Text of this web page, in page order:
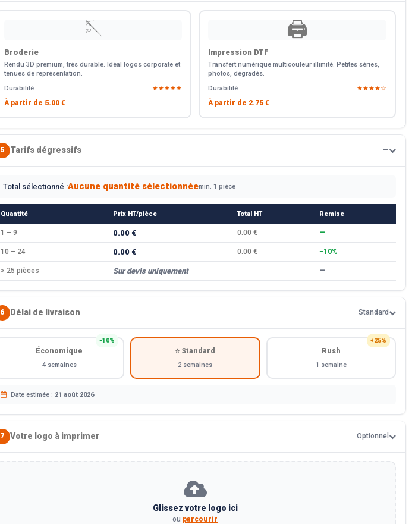
🪡
Broderie
Rendu 3D premium, très durable. Idéal logos corporate et
tenues de représentation.
Durabilité
★★★★★
À partir de 5.00 €
🖨️
Impression DTF
Transfert numérique multicouleur illimité. Petites séries,
photos, dégradés.
Durabilité
★★★★☆
À partir de 2.75 €
5 Tarifs dégressifs —
Total sélectionné :Aucune quantité sélectionnéemin. 1 pièce
Quantité Prix HT/pièce Total HT Remise
1 – 9 0.00 € 0.00 € —
10 – 24 0.00 € 0.00 € −10%
> 25 pièces Sur devis uniquement —
6 Délai de livraison Standard
−10%
Économique
4 semaines
⭐ Standard
2 semaines
+25%
Rush
1 semaine
Date estimée : 21 août 2026
7 Votre logo à imprimer Optionnel
Glissez votre logo ici
ou parcourir